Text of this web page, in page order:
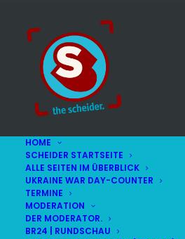
HOME
SCHEIDER STARTSEITE
ALLE SEITEN IM ÜBERBLICK
UKRAINE WAR DAY-COUNTER
TERMINE
MODERATION
DER MODERATOR.
BR24 | RUNDSCHAU